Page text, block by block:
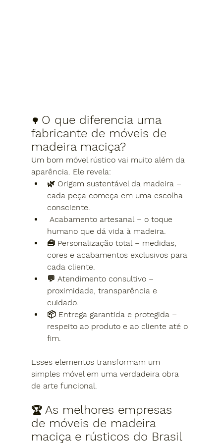
🌳 O que diferencia uma
fabricante de móveis de
madeira maciça?
Um bom móvel rústico vai muito além da
aparência. Ele revela:
🌿 Origem sustentável da madeira –
cada peça começa em uma escolha
consciente.
Acabamento artesanal – o toque
humano que dá vida à madeira.
🧰 Personalização total – medidas,
cores e acabamentos exclusivos para
cada cliente.
💬 Atendimento consultivo –
proximidade, transparência e
cuidado.
📦 Entrega garantida e protegida –
respeito ao produto e ao cliente até o
fim.
Esses elementos transformam um
simples móvel em uma verdadeira obra
de arte funcional.
🏆 As melhores empresas
de móveis de madeira
maciça e rústicos do Brasil